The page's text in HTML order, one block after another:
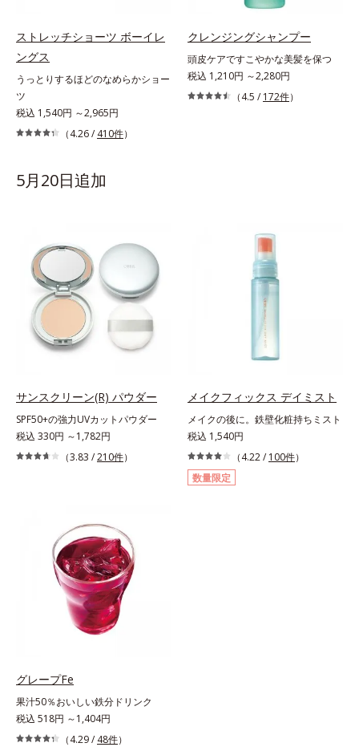
ストレッチショーツ ボーイレ
ングス
うっとりするほどのなめらかショー
ツ
税込 1,540円 ～2,965円
（4.26 / 410件）
クレンジングシャンプー
頭皮ケアですこやかな美髪を保つ
税込 1,210円 ～2,280円
（4.5 / 172件）
5月20日追加
サンスクリーン(R) パウダー
SPF50+の強力UVカットパウダー
税込 330円 ～1,782円
（3.83 /210件）
メイクフィックス デイミスト
メイクの後に。鉄壁化粧持ちミスト
税込 1,540円
（4.22 / 100件）
数量限定
グレープFe
果汁50％おいしい鉄分ドリンク
税込 518円 ～1,404円
（4.29 / 48件）